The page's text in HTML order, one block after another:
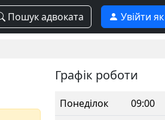
Пошук адвоката Увійти
Графік роботи
Понеділок 09:00